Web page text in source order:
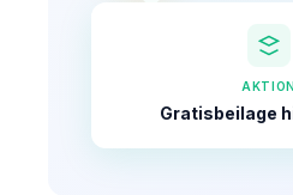
AKTION
Gratisbeilage